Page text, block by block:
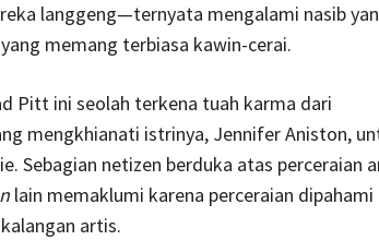
langgeng—ternyata mengalami nasib
memang terbiasa kawin-cerai.
Pitt ini seolah terkena tuah karma dari
mengkhianati istrinya, Jennifer Aniston,
Sebagian netizen berduka atas perceraian
lain memaklumi karena perceraian dipahami
artis.